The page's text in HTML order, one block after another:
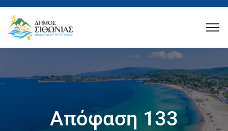
Απόφαση 133